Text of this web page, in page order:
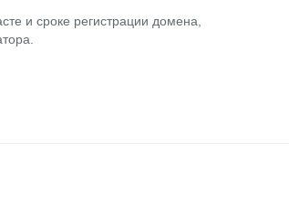
и сроке регистрации домена,